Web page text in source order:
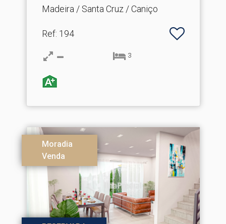
Madeira / Santa Cruz / Caniço
Ref: 194
3
Moradia
Venda